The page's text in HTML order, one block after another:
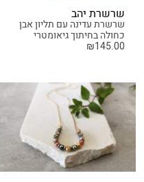
שרשרת יהב
שרשרת עדינה עם תליון אבן
כחולה בחיתוך גיאומטרי
₪145.00